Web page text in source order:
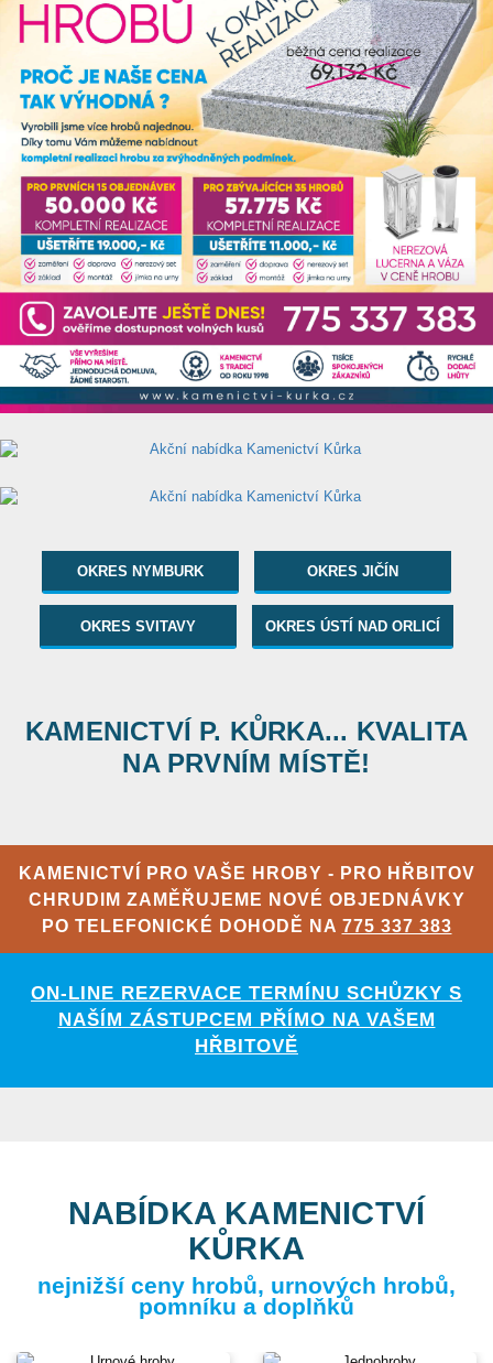
OKRES NYMBURK OKRES JIČÍN
OKRES SVITAVY OKRES ÚSTÍ NAD ORLICÍ
KAMENICTVÍ P. KŮRKA... KVALITA
NA PRVNÍM MÍSTĚ!
KAMENICTVÍ PRO VAŠE HROBY - PRO HŘBITOV
CHRUDIM ZAMĚŘUJEME NOVÉ OBJEDNÁVKY
PO TELEFONICKÉ DOHODĚ NA 775 337 383
ON-LINE REZERVACE TERMÍNU SCHŮZKY S
NAŠÍM ZÁSTUPCEM PŘÍMO NA VAŠEM
HŘBITOVĚ
NABÍDKA KAMENICTVÍ
KŮRKA
nejnižší ceny hrobů, urnových hrobů,
pomníku a doplňků